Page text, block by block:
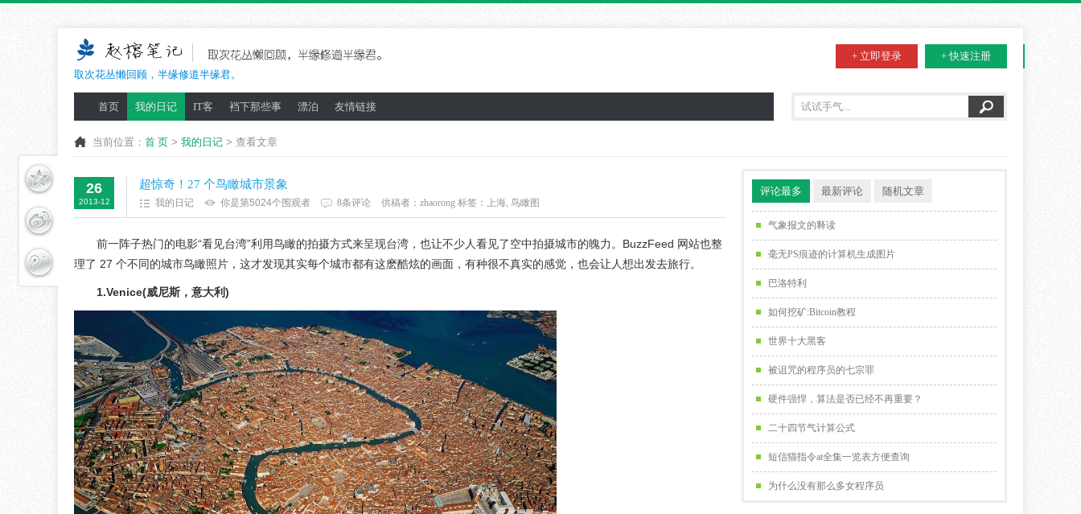
取次花丛懒回顾，半缘修道半缘君。
+ 立即登录 + 快速注册
首页 我的日记 IT客 裆下那些事 漂泊 友情链接
当前位置： 首 页 > 我的日记 > 查看文章
26
2013-12
超惊奇！27 个鸟瞰城市景象
我的日记 你是第5024个围观者 8条评论 供稿者： zhaorong 标签： 上海, 鸟瞰图
前一阵子热门的电影“看见台湾”利用鸟瞰的拍摄方式来呈现台湾，也让不少人看见了空中拍摄城市的魄力。BuzzFeed 网站也整
理了 27 个不同的城市鸟瞰照片，这才发现其实每个城市都有这麽酷炫的画面，有种很不真实的感觉，也会让人想出发去旅行。
1.Venice(威尼斯，意大利)
评论最多 最新评论 随机文章
气象报文的释读
毫无PS痕迹的计算机生成图片
巴洛特利
如何挖矿:Bitcoin教程
世界十大黑客
被诅咒的程序员的七宗罪
硬件强悍，算法是否已经不再重要？
二十四节气计算公式
短信猫指令at全集一览表方便查询
为什么没有那么多女程序员